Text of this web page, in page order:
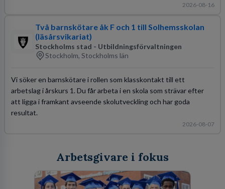
2026-08-16
Två barnskötare åk F och 1 till Solhemsskolan
(läsårsvikariat)
Stockholms stad - Utbildningsförvaltningen
Stockholm, Stockholms län
Vi söker en barnskötare i rollen som klasskontakt till ett
arbetslag i årskurs 1. Du får arbeta i en skola som strävar efter
att ligga i framkant avseende skolutveckling och har goda
resultat.
2026-08-07
Arbetsgivare i fokus